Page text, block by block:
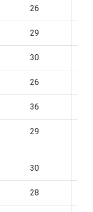
26
29
30
26
36
29
30
28